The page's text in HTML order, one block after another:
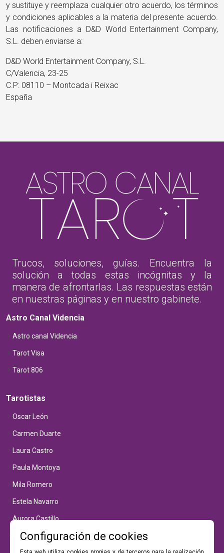
y sustituye y reemplaza cualquier otro acuerdo, los términos
y condiciones aplicables a la materia del presente acuerdo.
Las notificaciones a D&D World Entertainment Company,
S.L. deben enviarse a:
D&D World Entertainment Company, S.L.
C/Valencia, 23-25
C.P: 08110 – Montcada i Reixac
España
Trucos, soluciones, guías. Encuentra la
solución a todas estas incógnitas y la
manera de afrontarlas. Las respuestas están
en nuestras páginas y en nuestro gabinete.
Astro Canal Videncia
Astro canal Videncia
Tarot Visa
Tarot 806
Tarotistas
Oscar León
Carmen Duarte
Laura Castro
Paula Montoya
Mila Romero
Estela Navarro
Aurora Castillo
Luna Vega
Configuración de cookies